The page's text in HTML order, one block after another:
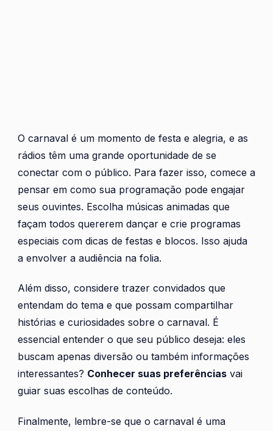
O carnaval é um momento de festa e alegria, e as
rádios têm uma grande oportunidade de se
conectar com o público. Para fazer isso, comece a
pensar em como sua programação pode engajar
seus ouvintes. Escolha músicas animadas que
façam todos quererem dançar e crie programas
especiais com dicas de festas e blocos. Isso ajuda
a envolver a audiência na folia.
Além disso, considere trazer convidados que
entendam do tema e que possam compartilhar
histórias e curiosidades sobre o carnaval. É
essencial entender o que seu público deseja: eles
buscam apenas diversão ou também informações
interessantes? Conhecer suas preferências vai
guiar suas escolhas de conteúdo.
Finalmente, lembre-se que o carnaval é uma